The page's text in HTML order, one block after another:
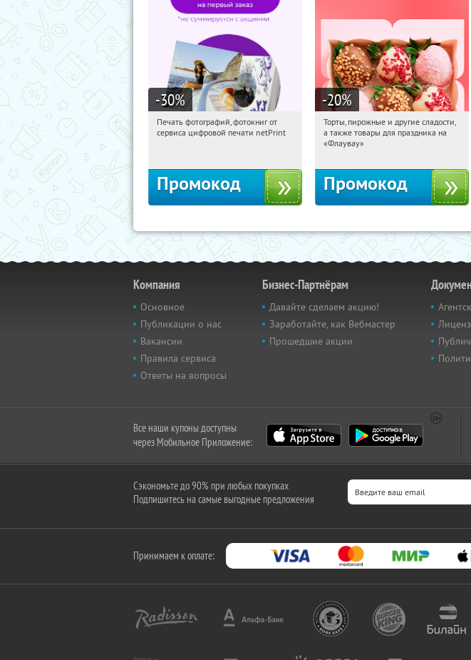
-30%
15:02:59 Получили:
Печать фотографий, фотокниг от
сервиса цифровой печати netPrint
Промокод
-20%
15:02:59 Получили:
Россия
Торты, пирожные и другие сладости,
а также товары для праздника на
«Флаувау»
Промокод
Компания
Основное
Публикации о нас
Вакансии
Правила сервиса
Ответы на вопросы
Бизнес-Партнёрам
Давайте сделаем акцию!
Заработайте, как Вебмастер
Прошедшие акции
Все наши купоны доступны
через Мобильное Приложение:
Сэкономьте до 90% при любых покупках
Подпишитесь на самые выгодные предложения
Принимаем к оплате: